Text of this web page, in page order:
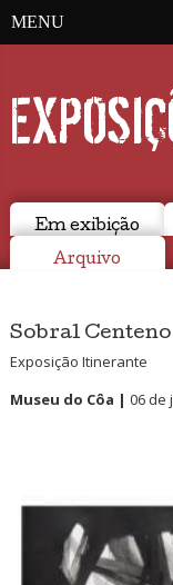
MENU
Em exibição
Arquivo
Sobral
Exposição Itinerante
Museu do Côa | 06 de